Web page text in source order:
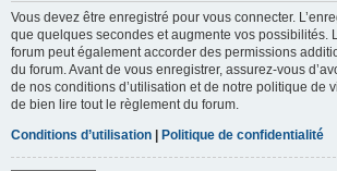
Vous devez être enregistré pour vous connecter.
que quelques secondes et augmente vos possibilités.
forum peut également accorder des permissions
du forum. Avant de vous enregistrer, assurez-vous
de nos conditions d’utilisation et de notre politique de
de bien lire tout le règlement du forum.
Conditions d’utilisation | Politique de confidentialité